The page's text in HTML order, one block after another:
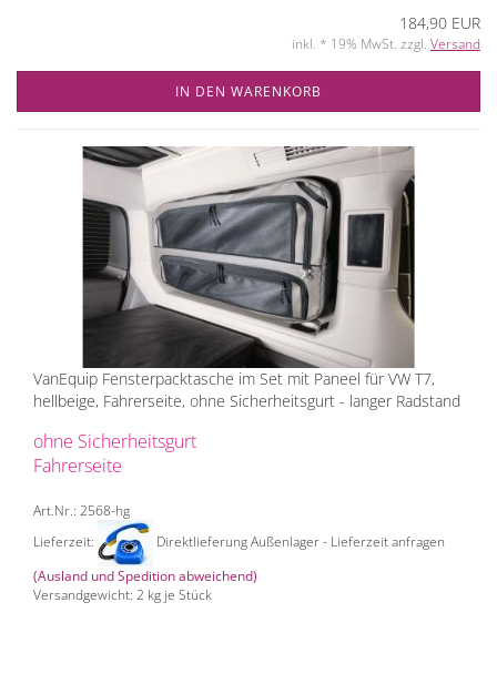
184,90 EUR
inkl. * 19% MwSt. zzgl. Versand
IN DEN WARENKORB
VanEquip Fensterpacktasche im Set mit Paneel für VW T7,
hellbeige, Fahrerseite, ohne Sicherheitsgurt - langer Radstand
ohne Sicherheitsgurt
Fahrerseite
Art.Nr.: 2568-hg
Lieferzeit:
Direktlieferung Außenlager - Lieferzeit anfragen
(Ausland und Spedition abweichend)
Versandgewicht: 2 kg je Stück